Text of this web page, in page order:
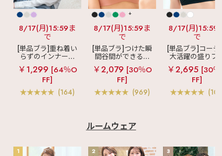
8/17(月)15:59ま
で
[単品ブラ]重ね着い
らずのインナーブ
ラ
リッチバスト
ブラトップ (ワイヤ
ー入り)
￥1,299 [64％O
FF]
(164)
+
8/17(月)15:59ま
で
[単品ブラ]つけた瞬
間谷間ができるシ
ームレスブラ
超
盛ブラ(R) シームレ
ス 単品ブラジャー
￥2,079 [30％O
FF]
(969)
8/17(月)15:59
で
[単品ブラ]コーデ
大活躍の盛りブ
ショートレン
ス ブラトップ 超
ブラ(R) 単品ブ
ャー
￥2,695 [30
FF]
ルームウェア
1 2 3